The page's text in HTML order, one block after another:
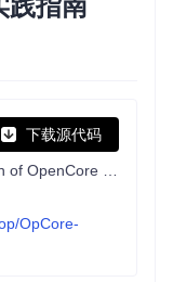
践指南
下载源代码
OpCore-